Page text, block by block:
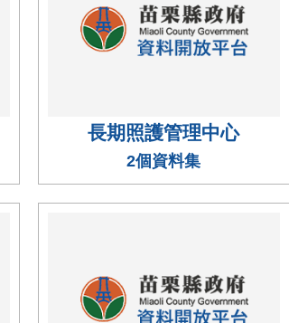
長期照護管理中心
2個資料集